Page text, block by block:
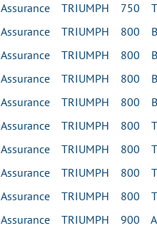
Assurance TRIUMPH 750
Assurance TRIUMPH 800
Assurance TRIUMPH 800
Assurance TRIUMPH 800
Assurance TRIUMPH 800
Assurance TRIUMPH 800
Assurance TRIUMPH 800
Assurance TRIUMPH 800
Assurance TRIUMPH 800
Assurance TRIUMPH 900